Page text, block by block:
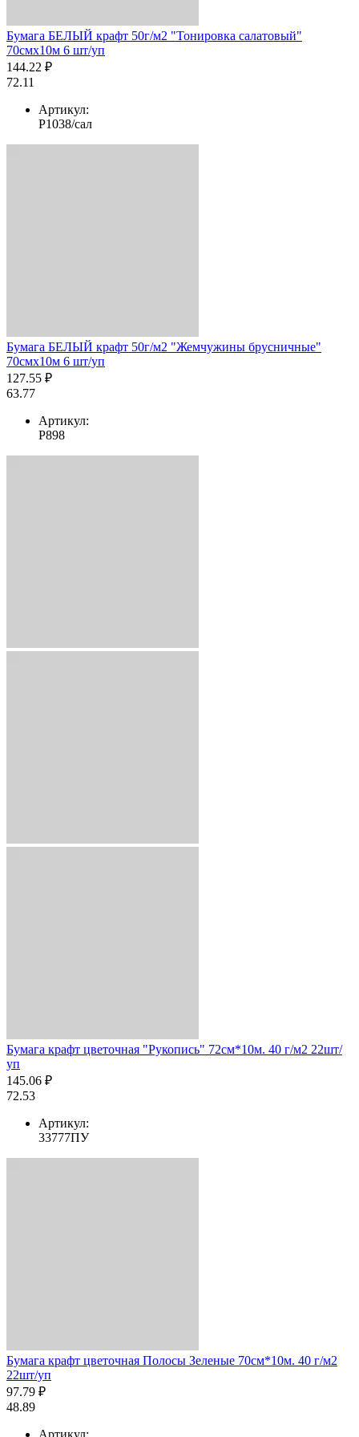
Бумага БЕЛЫЙ крафт 50г/м2 "Тонировка салатовый"
70смх10м 6 шт/уп
144.22 ₽
72.11
Артикул:
Р1038/сал
Бумага БЕЛЫЙ крафт 50г/м2 "Жемчужины брусничные"
70смх10м 6 шт/уп
127.55 ₽
63.77
Артикул:
Р898
Бумага крафт цветочная "Рукопись" 72см*10м. 40 г/м2 22шт/
уп
145.06 ₽
72.53
Артикул:
33777ПУ
Бумага крафт цветочная Полосы Зеленые 70см*10м. 40 г/м2
22шт/уп
97.79 ₽
48.89
Артикул: